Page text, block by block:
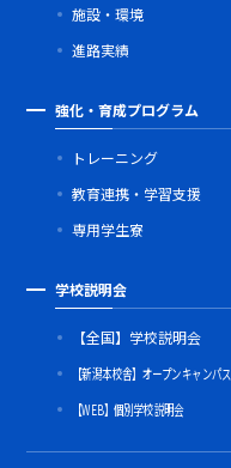
施設・環境
進路実績
強化・育成プログラム
トレーニング
教育連携・学習支援
専用学生寮
学校説明会
【全国】学校説明会
【新潟本校舎】オープンキャンパス
【WEB】個別学校説明会